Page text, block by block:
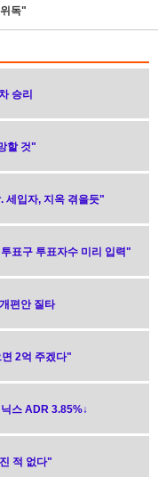
독"
승리
할 것"
세입자, 지옥 겪을듯"
표구 투표자수 미리 입력"
편안 질타
2억 주겠다"
스 ADR 3.85%↓
적 없다"